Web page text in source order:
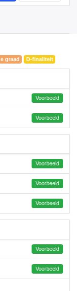
graad D-finaliteit
Voorbeeld
Voorbeeld
Voorbeeld
Voorbeeld
Voorbeeld
Voorbeeld
Voorbeeld